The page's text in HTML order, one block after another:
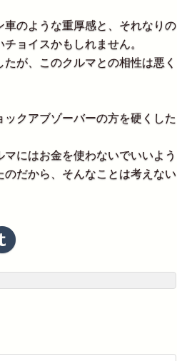
のような重厚感と、それなりの
ョイスかもしれません。
が、このクルマとの相性は悪く
クアブゾーバーの方を硬くした
にはお金を使わないでいいよう
だから、そんなことは考えない